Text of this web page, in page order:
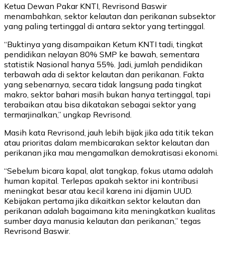
Ketua Dewan Pakar KNTI, Revrisond Baswir
menambahkan, sektor kelautan dan perikanan subsektor
yang paling tertinggal di antara sektor yang tertinggal.
“Buktinya yang disampaikan Ketum KNTI tadi, tingkat
pendidikan nelayan 80% SMP ke bawah, sementara
statistik Nasional hanya 55%. Jadi, jumlah pendidikan
terbawah ada di sektor kelautan dan perikanan. Fakta
yang sebenarnya, secara tidak langsung pada tingkat
makro, sektor bahari masih bukan hanya tertinggal, tapi
terabaikan atau bisa dikatakan sebagai sektor yang
termarjinalkan,” ungkap Revrisond.
Masih kata Revrisond, jauh lebih bijak jika ada titik tekan
atau prioritas dalam membicarakan sektor kelautan dan
perikanan jika mau mengamalkan demokratisasi ekonomi.
“Sebelum bicara kapal, alat tangkap, fokus utama adalah
human kapital. Terlepas apakah sektor ini kontribusi
meningkat besar atau kecil karena ini dijamin UUD.
Kebijakan pertama jika dikaitkan sektor kelautan dan
perikanan adalah bagaimana kita meningkatkan kualitas
sumber daya manusia kelautan dan perikanan,” tegas
Revrisond Baswir.